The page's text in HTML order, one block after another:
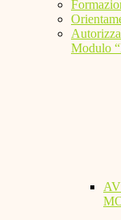
Modulo